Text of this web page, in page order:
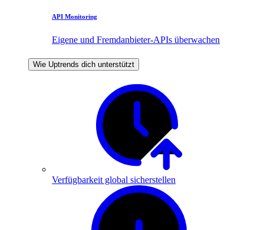
API Monitoring
Eigene und Fremdanbieter-APIs überwachen
Wie Uptrends dich unterstützt
Verfügbarkeit global sicherstellen